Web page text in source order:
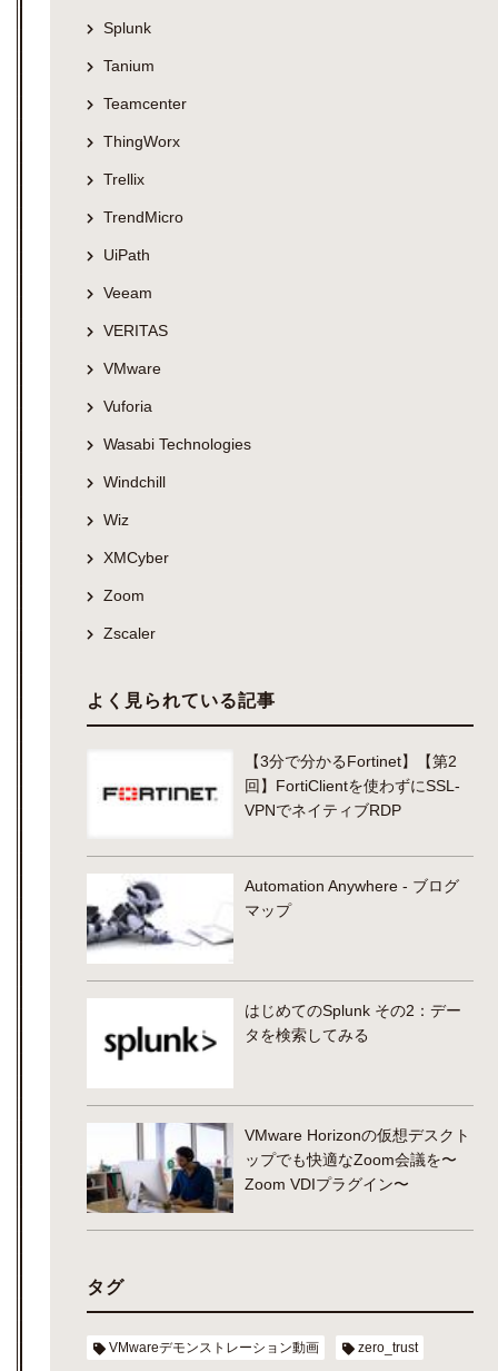
Splunk
Tanium
Teamcenter
ThingWorx
Trellix
TrendMicro
UiPath
Veeam
VERITAS
VMware
Vuforia
Wasabi Technologies
Windchill
Wiz
XMCyber
Zoom
Zscaler
よく見られている記事
【3分で分かるFortinet】【第2
回】FortiClientを使わずにSSL-
VPNでネイティブRDP
Automation Anywhere - ブログ
マップ
はじめてのSplunk その2：デー
タを検索してみる
VMware Horizonの仮想デスクト
ップでも快適なZoom会議を〜
Zoom VDIプラグイン〜
タグ
VMwareデモンストレーション動画 zero_trust